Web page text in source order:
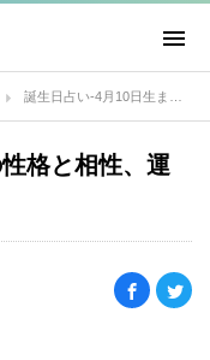
格と相性、運